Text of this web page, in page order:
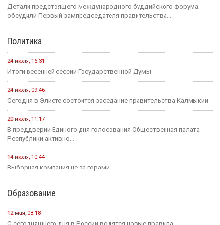
Детали предстоящего международного буддийского форума
обсудили Первый зампредседателя правительства...
Политика
24 июля, 16:31
Итоги весенней сессии Государственной Думы
24 июля, 09:46
Сегодня в Элисте состоится заседание правительства Калмыкии.
20 июля, 11:17
В преддверии Единого дня голосования Общественная палата
Республики активно...
14 июля, 10:44
Выборная компания не за горами.
Образование
12 мая, 08:18
С сегодняшнего дня в России водятся новые правила